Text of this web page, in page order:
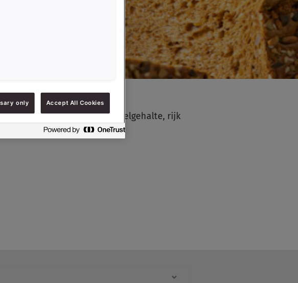
voor brood met verhoogd vezelgehalte, rijk
en vol van smaak.
only Accept All Cookies